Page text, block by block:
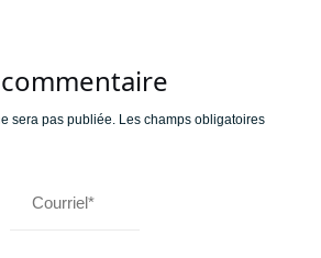
sera pas publiée. Les champs obligatoires